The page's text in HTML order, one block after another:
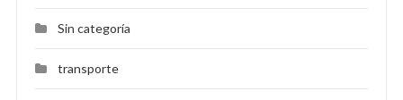
Sin categoría
transporte